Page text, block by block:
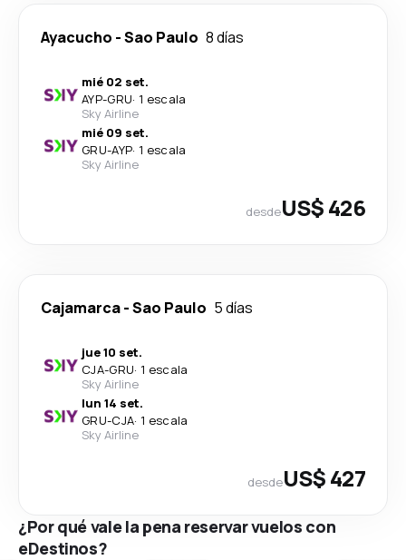
Ayacucho -Sao Paulo 8 días
mié 02 set.
AYP-GRU· 1 escala
Sky Airline
mié 09 set.
GRU-AYP· 1 escala
Sky Airline
desdeUS$ 426
Cajamarca-Sao Paulo 5 días
jue 10 set.
CJA-GRU· 1 escala
Sky Airline
lun 14 set.
GRU-CJA· 1 escala
Sky Airline
desdeUS$ 427
¿Por qué vale la pena reservar vuelos con
eDestinos?